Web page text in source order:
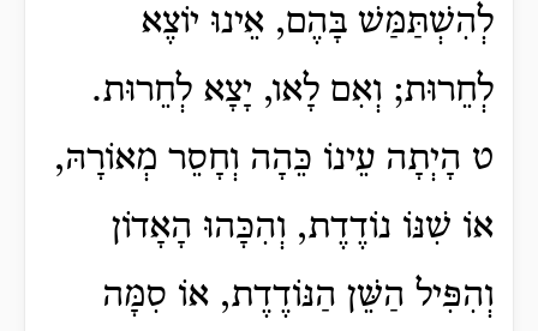
לְהִשְׁתַּמַּשׁ בָּהֶם, אֵינוּ יוֹצֶא
לְחֵרוּת; וְאִם לָאו, יָצָא לְחֵרוּת.
ט הָיְתָה עֵינוֹ כֵּהָה וְחָסֵר מְאוֹרָהּ,
אוֹ שִׁנּוֹ נוֹדֶדֶת, וְהִכָּהוּ הָאָדוֹן
וְהִפִּיל הַשֵּׁן הַנּוֹדֶדֶת, אוֹ סִמָּה